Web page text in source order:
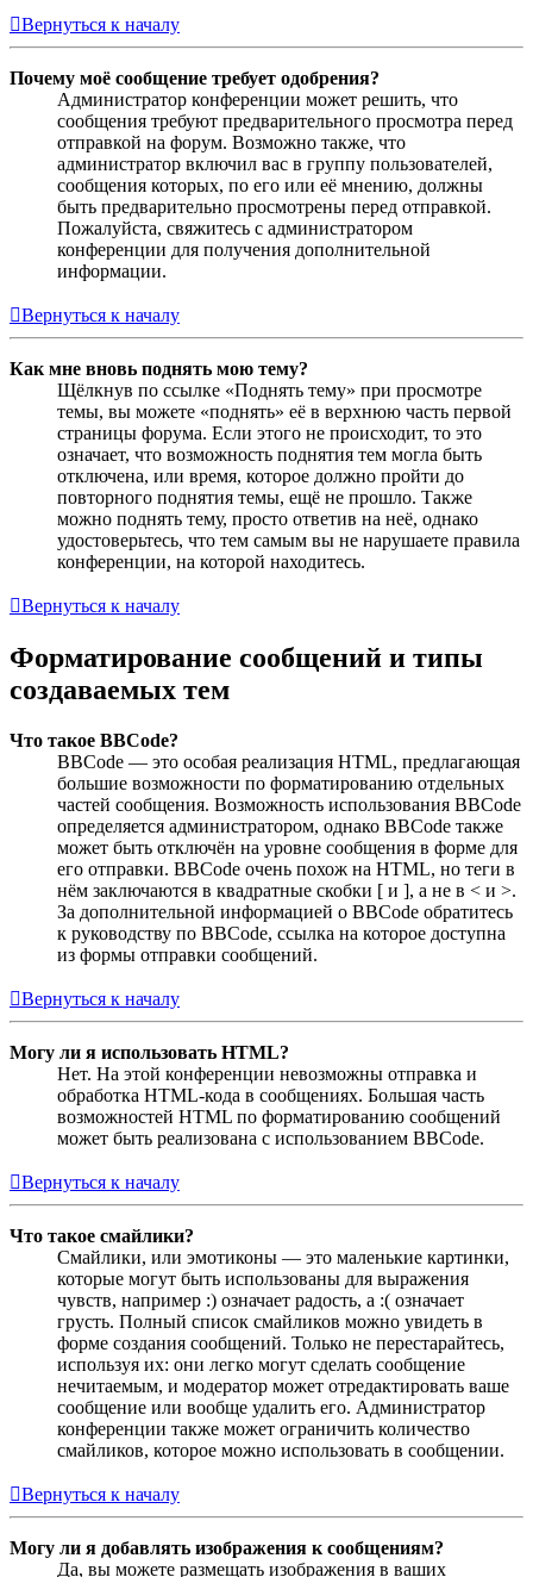
Вернуться к началу
Почему моё сообщение требует одобрения?
Администратор конференции может решить, что
сообщения требуют предварительного просмотра перед
отправкой на форум. Возможно также, что
администратор включил вас в группу пользователей,
сообщения которых, по его или её мнению, должны
быть предварительно просмотрены перед отправкой.
Пожалуйста, свяжитесь с администратором
конференции для получения дополнительной
информации.
Вернуться к началу
Как мне вновь поднять мою тему?
Щёлкнув по ссылке «Поднять тему» при просмотре
темы, вы можете «поднять» её в верхнюю часть первой
страницы форума. Если этого не происходит, то это
означает, что возможность поднятия тем могла быть
отключена, или время, которое должно пройти до
повторного поднятия темы, ещё не прошло. Также
можно поднять тему, просто ответив на неё, однако
удостоверьтесь, что тем самым вы не нарушаете правила
конференции, на которой находитесь.
Вернуться к началу
Форматирование сообщений и типы
создаваемых тем
Что такое BBCode?
BBCode — это особая реализация HTML, предлагающая
большие возможности по форматированию отдельных
частей сообщения. Возможность использования BBCode
определяется администратором, однако BBCode также
может быть отключён на уровне сообщения в форме для
его отправки. BBCode очень похож на HTML, но теги в
нём заключаются в квадратные скобки [ и ], а не в < и >.
За дополнительной информацией о BBCode обратитесь
к руководству по BBCode, ссылка на которое доступна
из формы отправки сообщений.
Вернуться к началу
Могу ли я использовать HTML?
Нет. На этой конференции невозможны отправка и
обработка HTML-кода в сообщениях. Большая часть
возможностей HTML по форматированию сообщений
может быть реализована с использованием BBCode.
Вернуться к началу
Что такое смайлики?
Смайлики, или эмотиконы — это маленькие картинки,
которые могут быть использованы для выражения
чувств, например :) означает радость, а :( означает
грусть. Полный список смайликов можно увидеть в
форме создания сообщений. Только не перестарайтесь,
используя их: они легко могут сделать сообщение
нечитаемым, и модератор может отредактировать ваше
сообщение или вообще удалить его. Администратор
конференции также может ограничить количество
смайликов, которое можно использовать в сообщении.
Вернуться к началу
Могу ли я добавлять изображения к сообщениям?
Да, вы можете размещать изображения в ваших